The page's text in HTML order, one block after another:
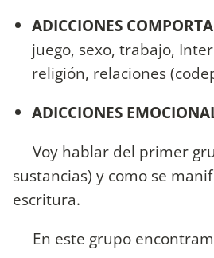
ADICCIONES
juego, sexo, trabajo,
religión, relaciones
ADICCIONES
Voy hablar del primer
sustancias) y como se
escritura.
En este grupo